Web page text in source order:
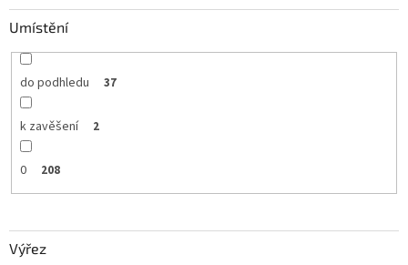
Umístění
do podhledu 37
k zavěšení 2
0 208
Výřez